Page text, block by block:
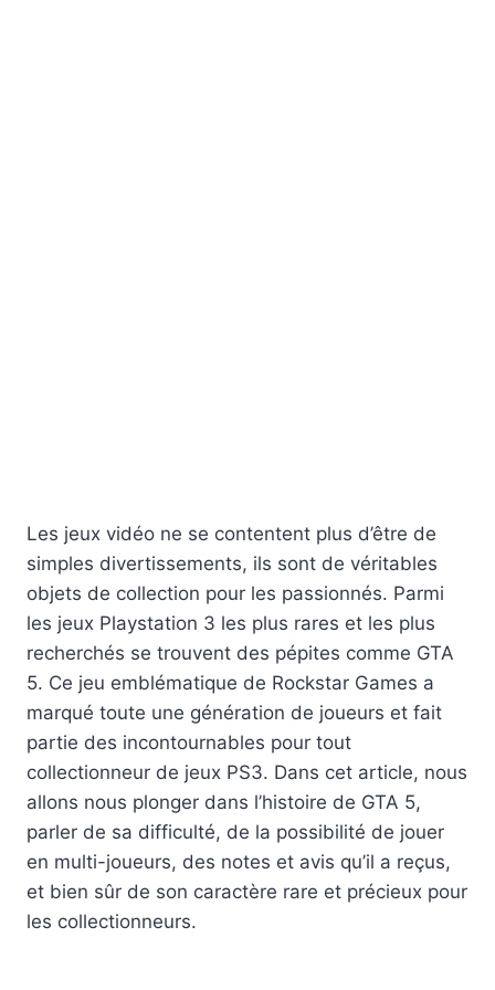
Les jeux vidéo ne se contentent plus d’être de
simples divertissements, ils sont de véritables
objets de collection pour les passionnés. Parmi
les jeux Playstation 3 les plus rares et les plus
recherchés se trouvent des pépites comme GTA
5. Ce jeu emblématique de Rockstar Games a
marqué toute une génération de joueurs et fait
partie des incontournables pour tout
collectionneur de jeux PS3. Dans cet article, nous
allons nous plonger dans l’histoire de GTA 5,
parler de sa difficulté, de la possibilité de jouer
en multi-joueurs, des notes et avis qu’il a reçus,
et bien sûr de son caractère rare et précieux pour
les collectionneurs.